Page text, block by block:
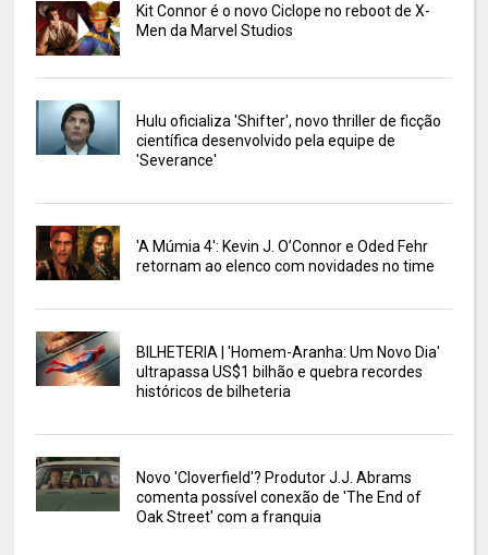
Kit Connor é o novo Ciclope no reboot de X-
Men da Marvel Studios
Hulu oficializa 'Shifter', novo thriller de ficção
científica desenvolvido pela equipe de
'Severance'
'A Múmia 4': Kevin J. O’Connor e Oded Fehr
retornam ao elenco com novidades no time
BILHETERIA | 'Homem-Aranha: Um Novo Dia'
ultrapassa US$1 bilhão e quebra recordes
históricos de bilheteria
Novo 'Cloverfield'? Produtor J.J. Abrams
comenta possível conexão de 'The End of
Oak Street' com a franquia